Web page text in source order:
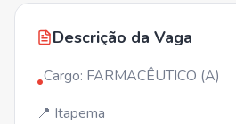
Descrição da Vaga
•Cargo: FARMACÊUTICO (A)
📍 Itapema